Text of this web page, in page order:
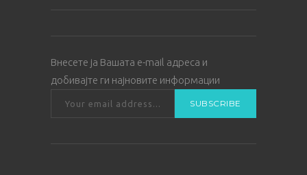
Внесете ја Вашата е-mail адреса и
добивајте ги најновите информации